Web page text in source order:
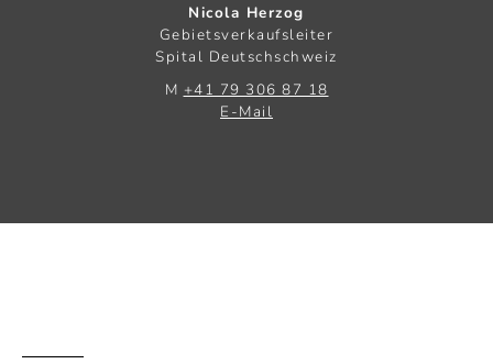
Nicola Herzog
Gebietsverkaufsleiter
Spital Deutschschweiz
M +41 79 306 87 18
E-Mail